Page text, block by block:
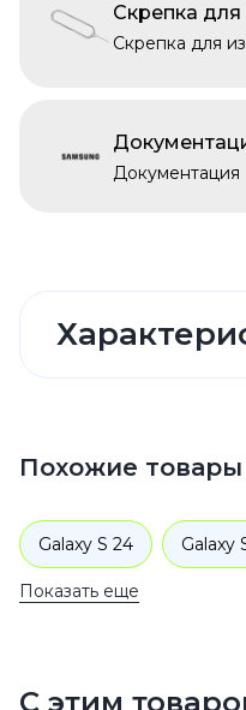
Скрепка для
Скрепка для
Документация
Похожие товары
Galaxy S 24 Galaxy
Показать еще
С этим